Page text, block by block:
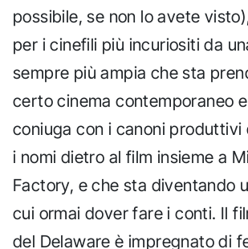
possibile, se non lo avete
per i cinefili più incuriositi da
sempre più ampia che sta
certo cinema contemporaneo
coniuga con i canoni produttivi
i nomi dietro al film insieme a
Factory, e che sta diventando
cui ormai dover fare i conti. Il
del Delaware è impregnato di